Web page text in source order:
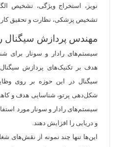
نویز، استخراج ویژگی، تشخیص
تشخیص پزشکی، نظارت و تحقیق کار
مهندس پردازش سیگنال
سیستم‌های رادار و سونار برای
هدف بر تکنیک‌های پردازش
سیگنال در این حوزه بر روی
شکل‌دهی پرتو، شناسایی هدف و
سیستم‌های رادار و سونار مورد
و دریایی را افزایش دهند.
این‌ها تنها چند نمونه از نقش‌های